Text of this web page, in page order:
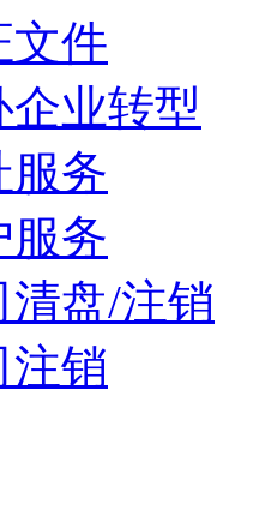
文件
企业转型
服务
服务
清盘/注销
注销